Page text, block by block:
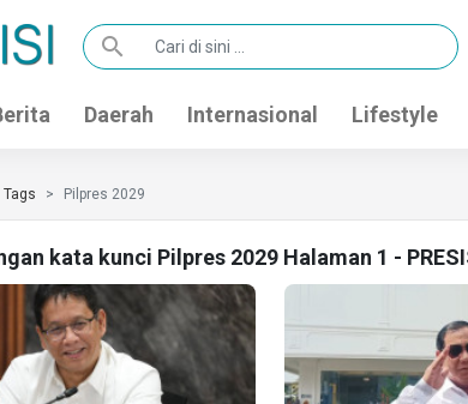
search
Daerah Internasional Lifestyle
Tags Pilpres 2029
kata kunci Pilpres 2029 Halaman 1 -